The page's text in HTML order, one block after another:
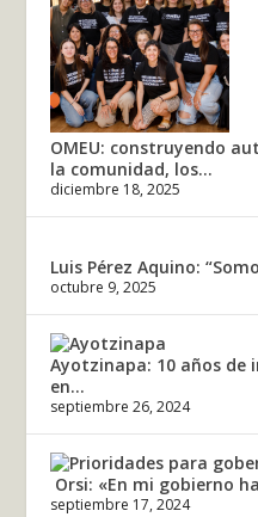
OMEU: construyendo
la comunidad, los...
diciembre 18, 2025
Luis Pérez Aquino:
octubre 9, 2025
Ayotzinapa: 10 años de
en...
septiembre 26, 2024
Orsi: «En mi gobierno
septiembre 17, 2024